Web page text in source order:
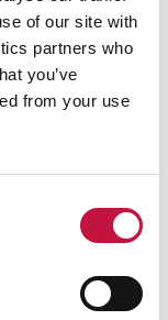
of our site with
partners who
you’ve
from your use